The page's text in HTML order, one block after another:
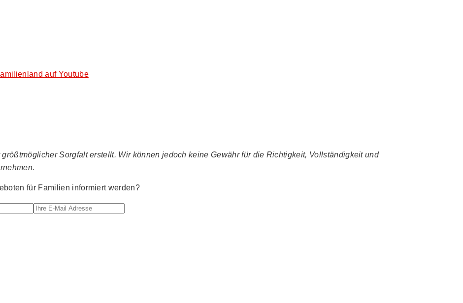
auf Youtube
Sorgfalt erstellt. Wir können jedoch keine Gewähr für die Richtigkeit, Vollständigkeit und
für Familien informiert werden?
Ihre E-Mail Adresse